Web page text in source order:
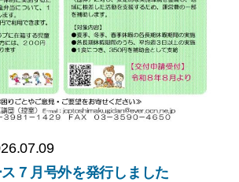
７月号外を発行しました